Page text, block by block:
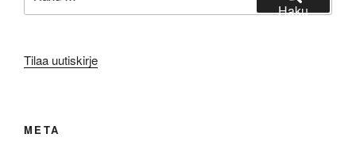
Haku
Tilaa uutiskirje
META